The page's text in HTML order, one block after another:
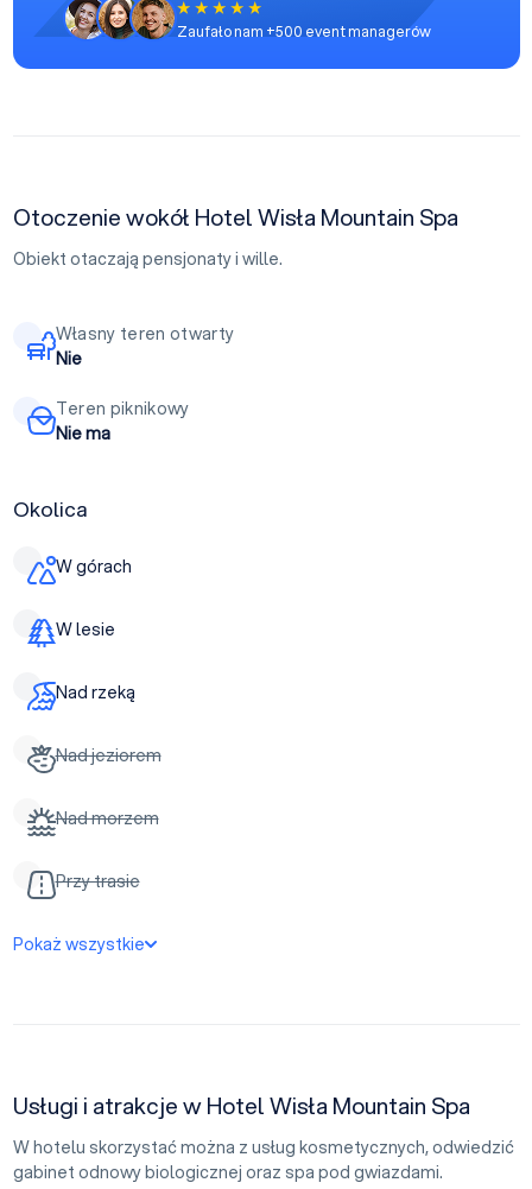
Zaufało nam +500 event managerów
Otoczenie wokół Hotel Wisła Mountain Spa
Obiekt otaczają pensjonaty i wille.
Własny teren otwarty
Nie
Teren piknikowy
Nie ma
Okolica
W górach
W lesie
Nad rzeką
Nad jeziorem
Nad morzem
Przy trasie
Pokaż wszystkie
Usługi i atrakcje w Hotel Wisła Mountain Spa
W hotelu skorzystać można z usług kosmetycznych, odwiedzić
gabinet odnowy biologicznej oraz spa pod gwiazdami.